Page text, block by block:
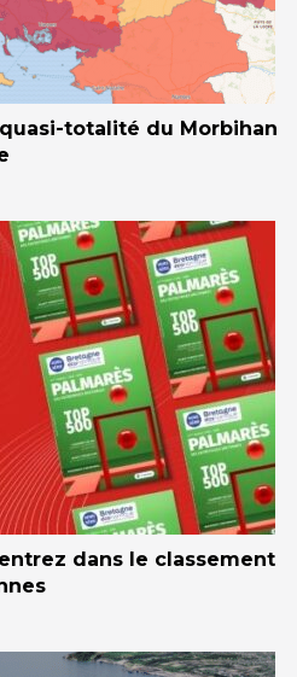
totalité du Morbihan
dans le classement